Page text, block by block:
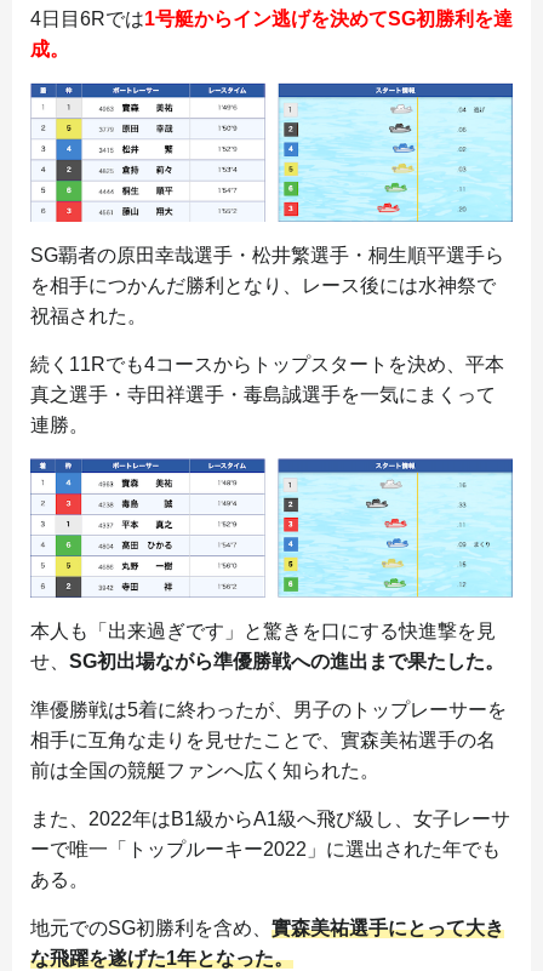
4日目6Rでは1号艇からイン逃げを決めてSG初勝利を達
成。
SG覇者の原田幸哉選手・松井繁選手・桐生順平選手ら
を相手につかんだ勝利となり、レース後には水神祭で
祝福された。
続く11Rでも4コースからトップスタートを決め、平本
真之選手・寺田祥選手・毒島誠選手を一気にまくって
連勝。
本人も「出来過ぎです」と驚きを口にする快進撃を見
せ、 SG初出場ながら準優勝戦への進出まで果たした。
準優勝戦は5着に終わったが、男子のトップレーサーを
相手に互角な走りを見せたことで、實森美祐選手の名
前は全国の競艇ファンへ広く知られた。
また、2022年はB1級からA1級へ飛び級し、女子レーサ
ーで唯一「トップルーキー2022」に選出された年でも
ある。
地元でのSG初勝利を含め、 實森美祐選手にとって大き
な飛躍を遂げた1年となった。